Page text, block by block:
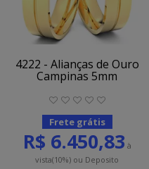
4222 - Alianças de Ouro
Campinas 5mm
Frete grátis
R$ 6.450,83 à
vista(10%) ou Deposito